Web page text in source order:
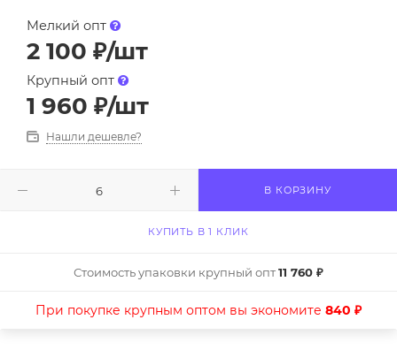
Мелкий опт
2 100 ₽/шт
Крупный опт
1 960 ₽/шт
Нашли дешевле?
В КОРЗИНУ
КУПИТЬ В 1 КЛИК
Стоимость упаковки крупный опт11 760 ₽
При покупке крупным оптом вы экономите 840 ₽